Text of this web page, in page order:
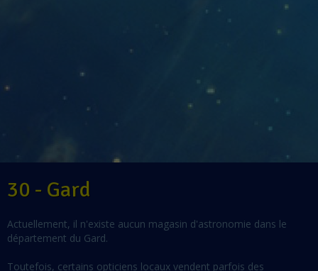
30 - Gard
Actuellement, il n'existe aucun magasin d'astronomie dans le
département du Gard.
Toutefois, certains opticiens locaux vendent parfois des